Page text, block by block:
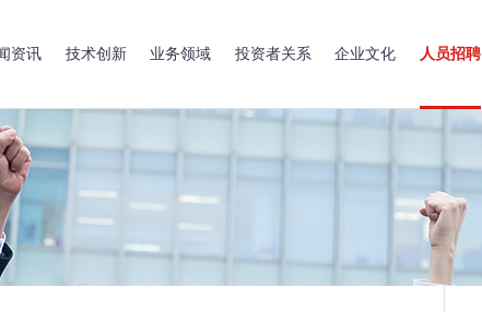
资讯 技术创新 业务领域 投资者关系 企业文化 人员招聘